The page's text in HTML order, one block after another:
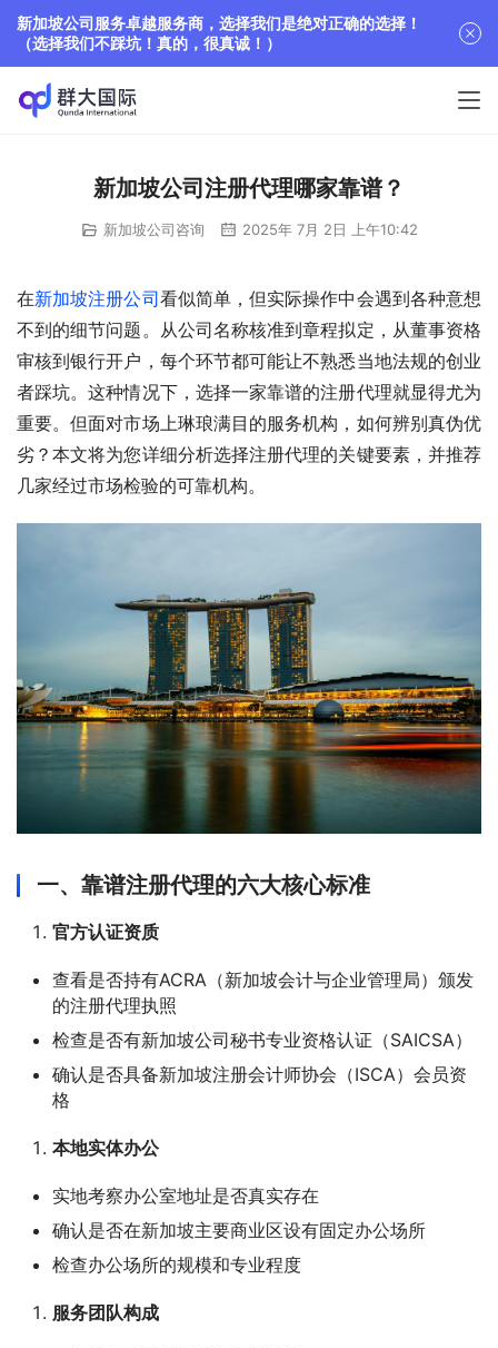
新加坡公司注册代理哪家靠谱？
新加坡公司咨询 2025年 7月 2日 上午10:42
在新加坡注册公司看似简单，但实际操作中会遇到各种意想
不到的细节问题。从公司名称核准到章程拟定，从董事资格
审核到银行开户，每个环节都可能让不熟悉当地法规的创业
者踩坑。这种情况下，选择一家靠谱的注册代理就显得尤为
重要。但面对市场上琳琅满目的服务机构，如何辨别真伪优
劣？本文将为您详细分析选择注册代理的关键要素，并推荐
几家经过市场检验的可靠机构。
一、靠谱注册代理的六大核心标准
官方认证资质
查看是否持有ACRA（新加坡会计与企业管理局）颁发
的注册代理执照
检查是否有新加坡公司秘书专业资格认证（SAICSA）
确认是否具备新加坡注册会计师协会（ISCA）会员资
格
本地实体办公
实地考察办公室地址是否真实存在
确认是否在新加坡主要商业区设有固定办公场所
检查办公场所的规模和专业程度
服务团队构成
新加坡公司服务卓越服务商，选择我们是绝对正确的选择！
（选择我们不踩坑！真的，很真诚！）